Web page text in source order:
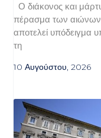
Ο διάκονος και
πέρασμα των αιώνων
αποτελεί υπόδειγμα
τη
10 Αυγούστου, 2026